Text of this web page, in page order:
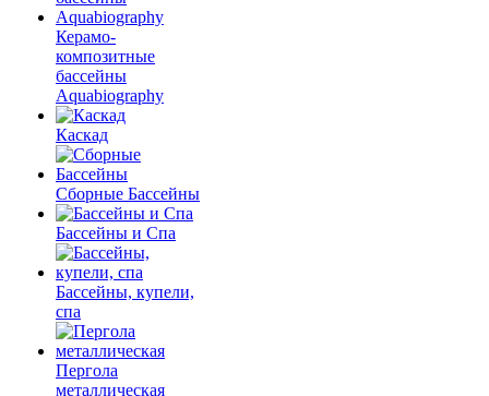
Керамо-
композитные
бассейны
Aquabiography
Каскад
Сборные Бассейны
Бассейны и Спа
Бассейны, купели,
спа
Пергола
металлическая